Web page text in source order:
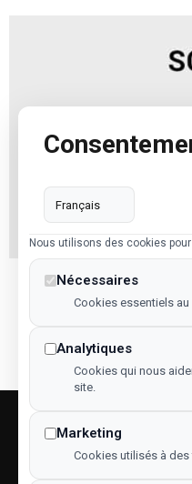
Nous utilisons des cookies
Nécessaires
Cookies essentiels
Analytiques
Cookies qui nous
site.
Marketing
Cookies utilisés à